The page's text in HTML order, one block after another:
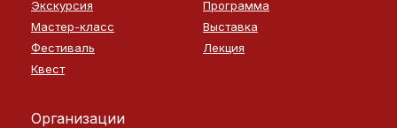
Экскурсия
Программа
Мастер-класс
Выставка
Фестиваль
Лекция
Квест
Организации